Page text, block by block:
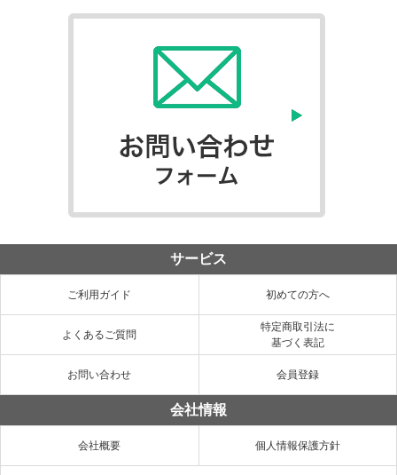
サービス
ご利用ガイド 初めての方へ
よくあるご質問
特定商取引法に
基づく表記
お問い合わせ 会員登録
会社情報
会社概要 個人情報保護方針